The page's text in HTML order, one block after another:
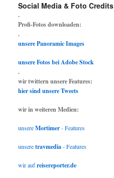
Social Media & Foto Credits
.
Profi-Fotos downloaden:
.
unsere Panoramic Images
unsere Fotos bei Adobe Stock
.
wir twittern unsere Features:
hier sind unsere Tweets
wir in weiteren Medien:
unsereMortimer- Features
unseretravmedia- Features
wir aufreisereporter.de